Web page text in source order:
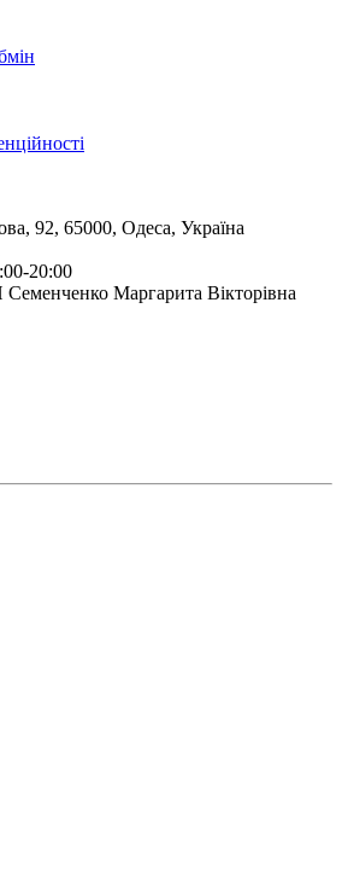
92, 65000, Одеса, Україна
20:00
Маргарита Вікторівна